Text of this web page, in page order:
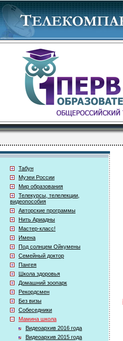
Табун
Музеи России
Мир образования
Телекурсы, телелекции,
видеопособия
Авторские программы
Нить Ариадны
Мастер-класс!
Имена
Под солнцем Ойкумены
Семейный доктор
Пангея
Школа здоровья
Домашний зоопарк
Рекордсмен
Без визы
Собеседники
Мамина школа
Видеоархив 2016 года
Видеоархив 2015 года